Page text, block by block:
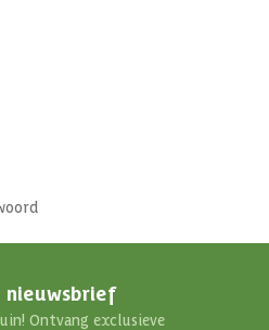
nieuwsbrief
Ontvang exclusieve